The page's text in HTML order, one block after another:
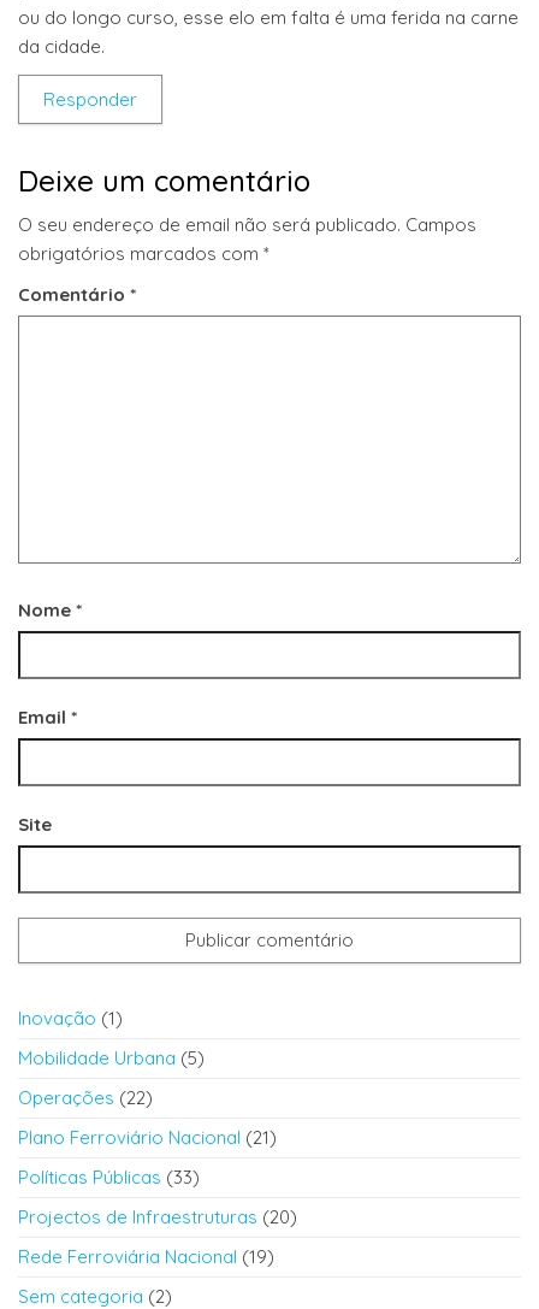
ou do longo curso, esse elo em falta é uma ferida na carne
da cidade.
Responder
Deixe um comentário
O seu endereço de email não será publicado. Campos
obrigatórios marcados com *
Comentário *
Nome *
Email *
Site
Inovação (1)
Mobilidade Urbana (5)
Operações (22)
Plano Ferroviário Nacional (21)
Políticas Públicas (33)
Projectos de Infraestruturas (20)
Rede Ferroviária Nacional (19)
Sem categoria (2)